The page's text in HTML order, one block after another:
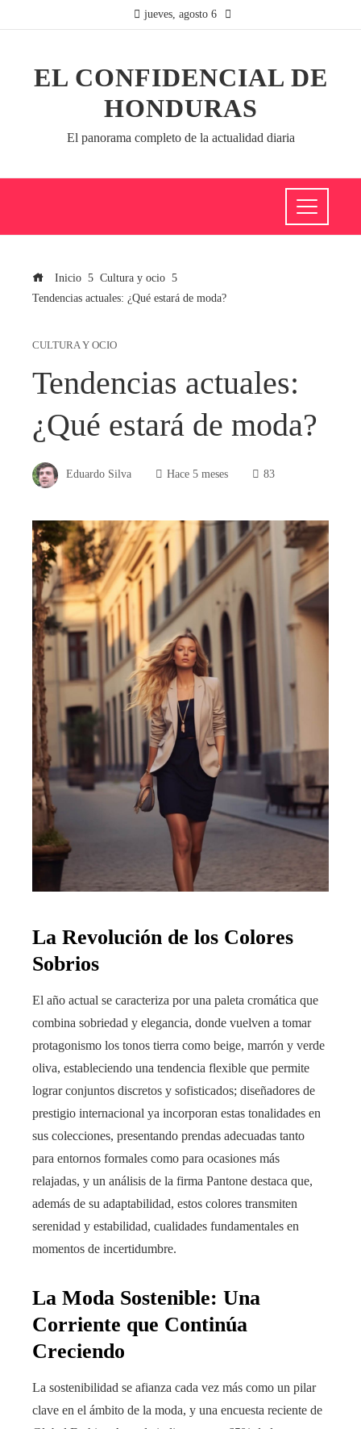
jueves, agosto 6
EL CONFIDENCIAL DE
HONDURAS
El panorama completo de la actualidad diaria
Inicio
Cultura y ocio
Tendencias actuales: ¿Qué estará de moda?
CULTURA Y OCIO
Tendencias actuales:
¿Qué estará de moda?
Eduardo Silva Hace 5 meses 83
La Revolución de los Colores
Sobrios
El año actual se caracteriza por una paleta cromática que
combina sobriedad y elegancia, donde vuelven a tomar
protagonismo los tonos tierra como beige, marrón y verde
oliva, estableciendo una tendencia flexible que permite
lograr conjuntos discretos y sofisticados; diseñadores de
prestigio internacional ya incorporan estas tonalidades en
sus colecciones, presentando prendas adecuadas tanto
para entornos formales como para ocasiones más
relajadas, y un análisis de la firma Pantone destaca que,
además de su adaptabilidad, estos colores transmiten
serenidad y estabilidad, cualidades fundamentales en
momentos de incertidumbre.
La Moda Sostenible: Una
Corriente que Continúa
Creciendo
La sostenibilidad se afianza cada vez más como un pilar
clave en el ámbito de la moda, y una encuesta reciente de